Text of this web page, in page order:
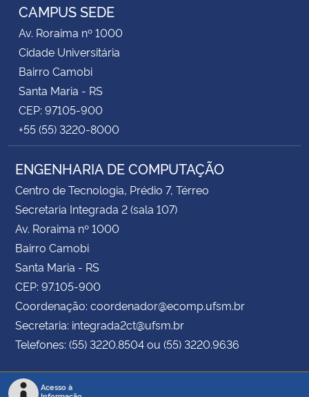
CAMPUS SEDE
Av. Roraima nº 1000
Cidade Universitária
Bairro Camobi
Santa Maria - RS
CEP: 97105-900
+55 (55) 3220-8000
ENGENHARIA DE COMPUTAÇÃO
Centro de Tecnologia, Prédio 7, Térreo
Secretaria Integrada 2 (sala 107)
Av. Roraima nº 1000
Bairro Camobi
Santa Maria - RS
CEP: 97.105-900
Coordenação: coordenador@ecomp.ufsm.br
Secretaria: integrada2ct@ufsm.br
Telefones: (55) 3220.8504 ou (55) 3220.9636
Acesso à